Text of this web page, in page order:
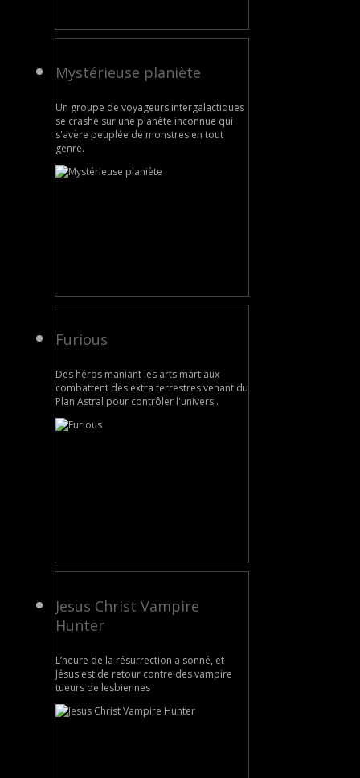
Mystérieuse planiète
Un groupe de voyageurs intergalactiques
se crashe sur une planète inconnue qui
s'avère peuplée de monstres en tout
genre.
Furious
Des héros maniant les arts martiaux
combattent des extra terrestres venant du
Plan Astral pour contrôler l'univers..
Jesus Christ Vampire
Hunter
L’heure de la résurrection a sonné, et
Jésus est de retour contre des vampire
tueurs de lesbiennes